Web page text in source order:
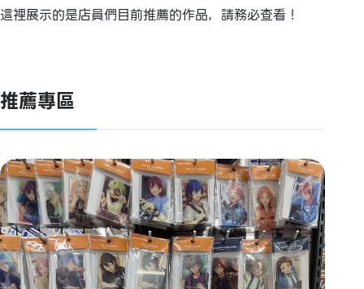
這裡展示的是店員們目前推薦的作品，請務必查看！
推薦專區